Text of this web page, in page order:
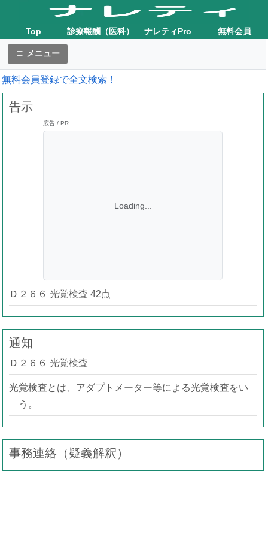
Top 診療報酬（医科） ナレティPro 無料会員
メニュー
無料会員登録で全文検索！
告示
広告 / PR
Loading...
Ｄ２６６ 光覚検査 42点
通知
Ｄ２６６ 光覚検査
光覚検査とは、アダプトメーター等による光覚検査をい
う。
事務連絡（疑義解釈）